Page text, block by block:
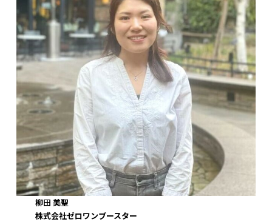
柳田 美聖
株式会社ゼロワンブースター